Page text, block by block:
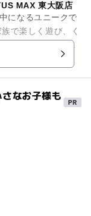
MAX 東大阪店
になるユニークで
で楽しく遊び、く
を残せる室内遊び
なお子様も